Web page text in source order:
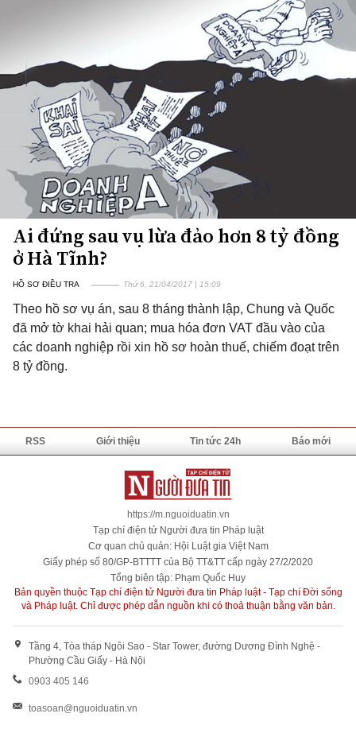
Ai đứng sau vụ lừa đảo hơn 8 tỷ đồng
ở Hà Tĩnh?
HỒ SƠ ĐIỀU TRA Thứ 6, 21/04/2017 | 15:09
Theo hồ sơ vụ án, sau 8 tháng thành lập, Chung và Quốc
đã mở tờ khai hải quan; mua hóa đơn VAT đầu vào của
các doanh nghiệp rồi xin hồ sơ hoàn thuế, chiếm đoạt trên
8 tỷ đồng.
RSS Giới thiệu Tin tức 24h Báo mới
https://m.nguoiduatin.vn
Tạp chí điện tử Người đưa tin Pháp luật
Cơ quan chủ quản: Hội Luật gia Việt Nam
Giấy phép số 80/GP-BTTTT của Bộ TT&TT cấp ngày 27/2/2020
Tổng biên tập: Phạm Quốc Huy
Bản quyền thuộc Tạp chí điện tử Người đưa tin Pháp luật - Tạp chí Đời sống
và Pháp luật. Chỉ được phép dẫn nguồn khi có thoả thuận bằng văn bản.
Tầng 4, Tòa tháp Ngôi Sao - Star Tower, đường Dương Đình Nghệ -
Phường Cầu Giấy - Hà Nội
0903 405 146
toasoan@nguoiduatin.vn